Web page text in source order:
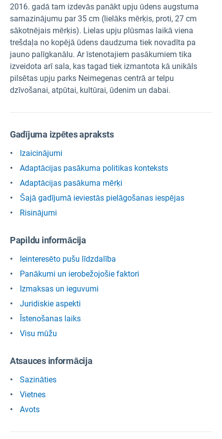
2016. gadā tam izdevās panākt upju ūdens augstuma
samazinājumu par 35 cm (lielāks mērķis, proti, 27 cm
sākotnējais mērķis). Lielas upju plūsmas laikā viena
trešdaļa no kopējā ūdens daudzuma tiek novadīta pa
jauno palīgkanālu. Ar īstenotajiem pasākumiem tika
izveidota arī sala, kas tagad tiek izmantota kā unikāls
pilsētas upju parks Neimegenas centrā ar telpu
dzīvošanai, atpūtai, kultūrai, ūdenim un dabai.
Gadījuma izpētes apraksts
Izaicinājumi
Adaptācijas pasākuma politikas konteksts
Adaptācijas pasākuma mērķi
Šajā gadījumā ieviestās pielāgošanas iespējas
Risinājumi
Papildu informācija
Ieinteresēto pušu līdzdalība
Panākumi un ierobežojošie faktori
Izmaksas un ieguvumi
Juridiskie aspekti
Īstenošanas laiks
Visu mūžu
Atsauces informācija
Sazināties
Vietnes
Avots